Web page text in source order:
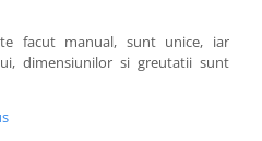
facut manual, sunt unice, iar
dimensiunilor si greutatii sunt